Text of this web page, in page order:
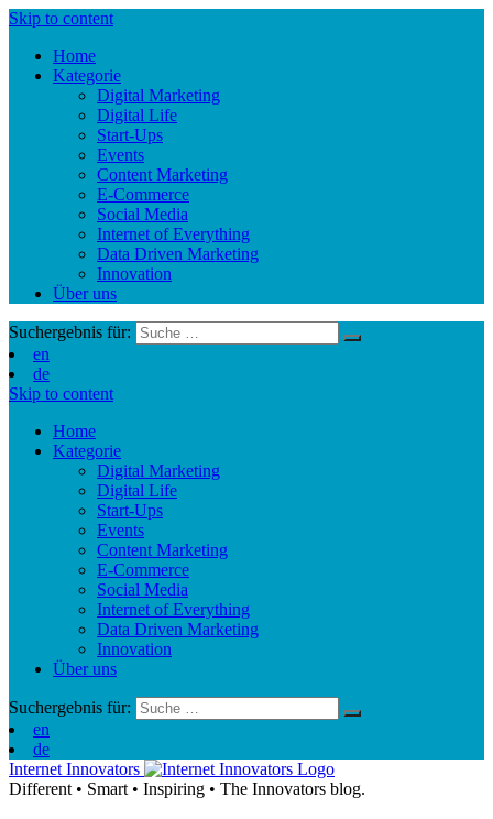
Skip to content
Home
Kategorie
Digital Marketing
Digital Life
Start-Ups
Events
Content Marketing
E-Commerce
Social Media
Internet of Everything
Data Driven Marketing
Innovation
Über uns
Suchergebnis für:
en
de
Skip to content
Home
Kategorie
Digital Marketing
Digital Life
Start-Ups
Events
Content Marketing
E-Commerce
Social Media
Internet of Everything
Data Driven Marketing
Innovation
Über uns
Suchergebnis für:
en
de
Internet Innovators
Different • Smart • Inspiring • The Innovators blog.